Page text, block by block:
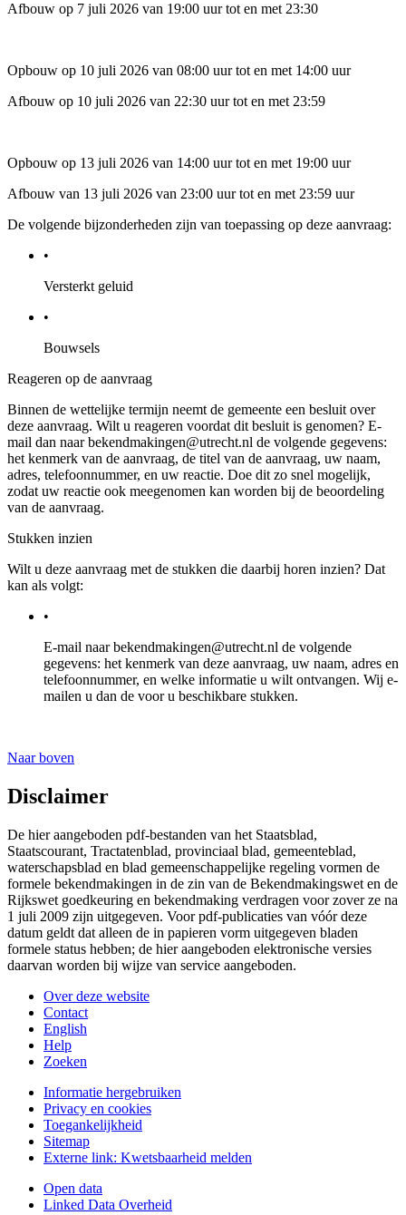
Afbouw op 7 juli 2026 van 19:00 uur tot en met 23:30
Opbouw op 10 juli 2026 van 08:00 uur tot en met 14:00 uur
Afbouw op 10 juli 2026 van 22:30 uur tot en met 23:59
Opbouw op 13 juli 2026 van 14:00 uur tot en met 19:00 uur
Afbouw van 13 juli 2026 van 23:00 uur tot en met 23:59 uur
De volgende bijzonderheden zijn van toepassing op deze aanvraag:
•
Versterkt geluid
•
Bouwsels
Reageren op de aanvraag
Binnen de wettelijke termijn neemt de gemeente een besluit over
deze aanvraag. Wilt u reageren voordat dit besluit is genomen? E-
mail dan naar bekendmakingen@utrecht.nl de volgende gegevens:
het kenmerk van de aanvraag, de titel van de aanvraag, uw naam,
adres, telefoonnummer, en uw reactie. Doe dit zo snel mogelijk,
zodat uw reactie ook meegenomen kan worden bij de beoordeling
van de aanvraag.
Stukken inzien
Wilt u deze aanvraag met de stukken die daarbij horen inzien? Dat
kan als volgt:
•
E-mail naar bekendmakingen@utrecht.nl de volgende
gegevens: het kenmerk van deze aanvraag, uw naam, adres en
telefoonnummer, en welke informatie u wilt ontvangen. Wij e-
mailen u dan de voor u beschikbare stukken.
Naar boven
Disclaimer
De hier aangeboden pdf-bestanden van het Staatsblad,
Staatscourant, Tractatenblad, provinciaal blad, gemeenteblad,
waterschapsblad en blad gemeenschappelijke regeling vormen de
formele bekendmakingen in de zin van de Bekendmakingswet en de
Rijkswet goedkeuring en bekendmaking verdragen voor zover ze na
1 juli 2009 zijn uitgegeven. Voor pdf-publicaties van vóór deze
datum geldt dat alleen de in papieren vorm uitgegeven bladen
formele status hebben; de hier aangeboden elektronische versies
daarvan worden bij wijze van service aangeboden.
Over deze website
Contact
English
Help
Zoeken
Informatie hergebruiken
Privacy en cookies
Toegankelijkheid
Sitemap
Externe link: Kwetsbaarheid melden
Open data
Linked Data Overheid